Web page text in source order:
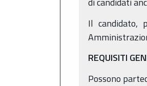
Il candidato,
REQUISITI
Possono